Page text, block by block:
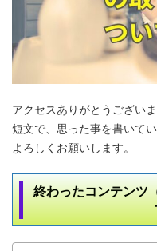
アクセスありがとうございま
短文で、思った事を書いてい
よろしくお願いします。
終わったコンテンツ